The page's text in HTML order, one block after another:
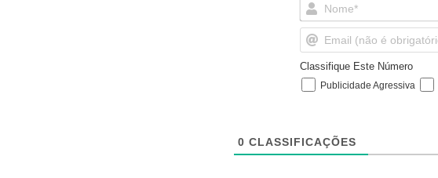
Classifique Este Número
Publicidade Agressiva
0 CLASSIFICAÇÕES